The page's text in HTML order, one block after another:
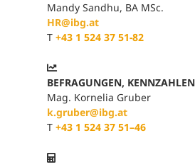
Mandy Sandhu, BA MSc.
HR@ibg.at
T +43 1 524 37 51-82

BEFRAGUNGEN,
Mag. Kornelia Gruber
k.gruber@ibg.at
T +43 1 524 37 51–46
